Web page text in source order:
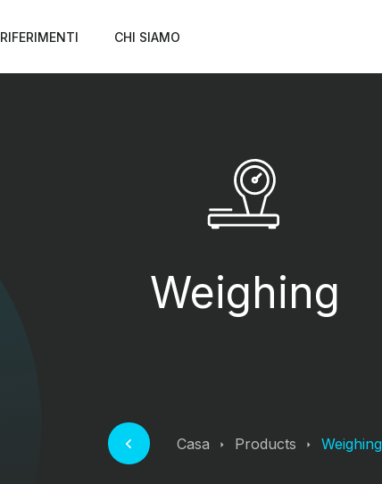
RIFERIMENTI CHI SIAMO
Weighing
Casa Products Weighing